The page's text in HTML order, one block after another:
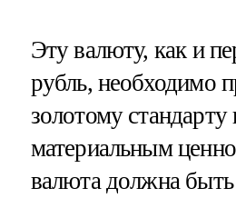
Эту валюту, как и
рубль, необходимо
золотому
материальным
валюта должна быть